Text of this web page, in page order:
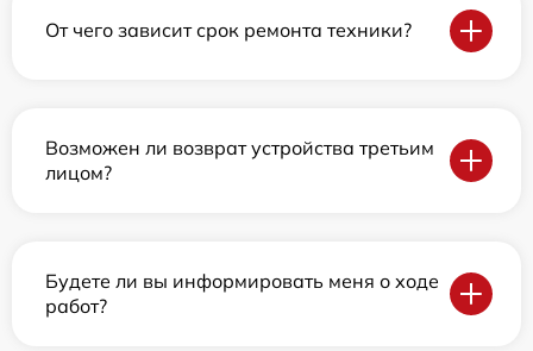
От чего зависит срок ремонта техники?
Возможен ли возврат устройства третьим
лицом?
Будете ли вы информировать меня о ходе
работ?